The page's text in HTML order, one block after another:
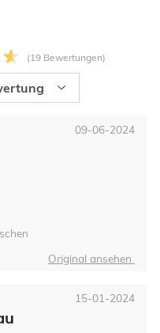
(19 Bewertungen)
09-06-2024
Original ansehen
15-01-2024